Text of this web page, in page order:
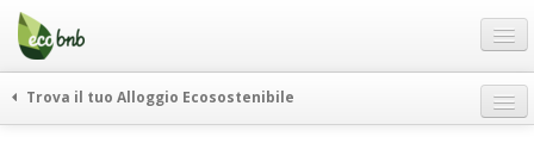
Menu
Salta
contenuto
Offerte Speciali
Trova il tuo Alloggio Ecosostenibile